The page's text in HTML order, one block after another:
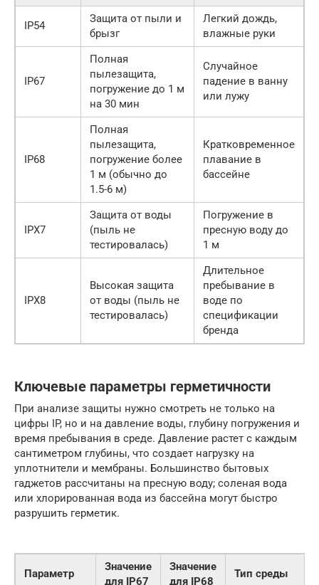
IP54
Защита от пыли и
брызг
Легкий дождь,
влажные руки
IP67
Полная
пылезащита,
погружение до 1 м
на 30 мин
Случайное
падение в ванну
или лужу
IP68
Полная
пылезащита,
погружение более
1 м (обычно до
1.5-6 м)
Кратковременное
плавание в
бассейне
IPX7
Защита от воды
(пыль не
тестировалась)
Погружение в
пресную воду до
1 м
IPX8
Высокая защита
от воды (пыль не
тестировалась)
Длительное
пребывание в
воде по
спецификации
бренда
Ключевые параметры герметичности
При анализе защиты нужно смотреть не только на
цифры IP, но и на давление воды, глубину погружения и
время пребывания в среде. Давление растет с каждым
сантиметром глубины, что создает нагрузку на
уплотнители и мембраны. Большинство бытовых
гаджетов рассчитаны на пресную воду; соленая вода
или хлорированная вода из бассейна могут быстро
разрушить герметик.
Параметр
Значение
для IP67
Значение
для IP68
Тип среды